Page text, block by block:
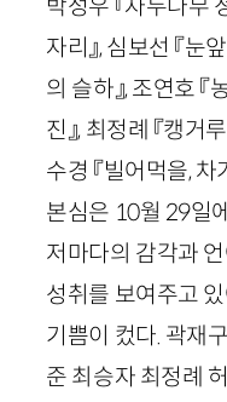
박성우 『자두나무
자리』, 심보선 『눈
의 슬하』, 조연호 『
진』, 최정례 『캥거
수경 『빌어먹을, 차
본심은 10월 29일
저마다의 감각과
성취를 보여주고
기쁨이 컸다. 곽재
준 최승자 최정례